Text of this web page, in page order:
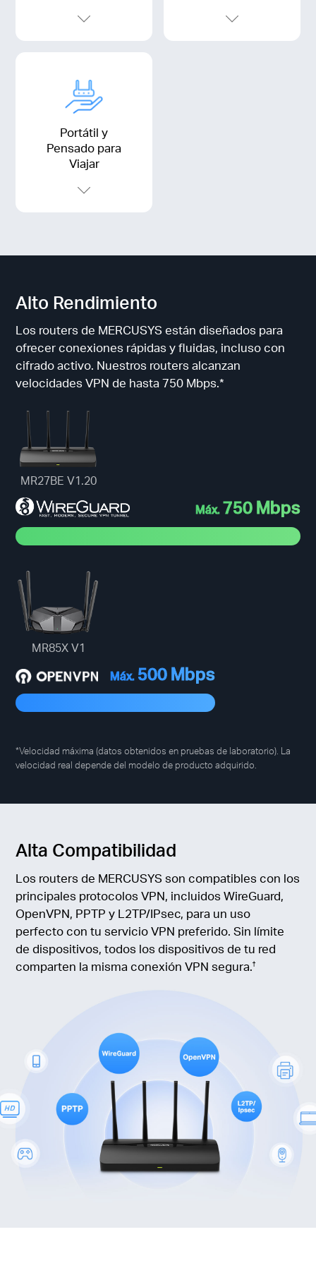
Portátil y
Pensado para
Viajar
Alto Rendimiento
Los routers de MERCUSYS están diseñados para
ofrecer conexiones rápidas y fluidas, incluso con
cifrado activo. Nuestros routers alcanzan
velocidades VPN de hasta 750 Mbps.*
MR27BE V1.20
Máx. 750 Mbps
MR85X V1
Máx. 500 Mbps
*Velocidad máxima (datos obtenidos en pruebas de laboratorio). La
velocidad real depende del modelo de producto adquirido.
Alta Compatibilidad
Los routers de MERCUSYS son compatibles con los
principales protocolos VPN, incluidos WireGuard,
OpenVPN, PPTP y L2TP/IPsec, para un uso
perfecto con tu servicio VPN preferido. Sin límite
de dispositivos, todos los dispositivos de tu red
comparten la misma conexión VPN segura.†